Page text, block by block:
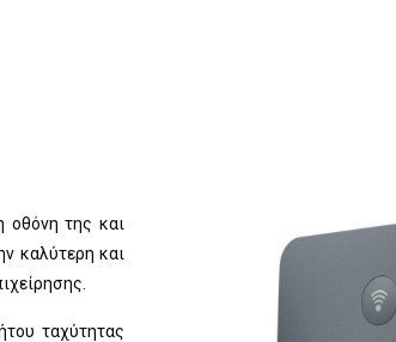
οθόνη της και
καλύτερη και
ταχύτητας